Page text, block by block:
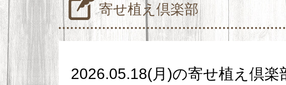
寄せ植え倶楽部
2026.05.18(月)の寄せ植え倶楽